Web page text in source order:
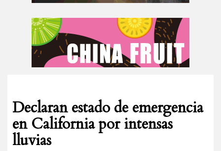
Declaran estado de emergencia
en California por intensas
lluvias